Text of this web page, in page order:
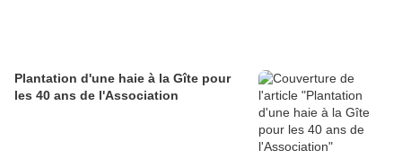
Plantation d'une haie à la Gîte pour
les 40 ans de l'Association